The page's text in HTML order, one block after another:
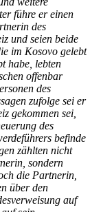
führe er einen
des
und seien beide
im Kosovo gelebt
habe, lebten
offenbar
des
zufolge sei er
gekommen sei,
des
befinde
zählten nicht
sondern
die Partnerin,
über den
auf